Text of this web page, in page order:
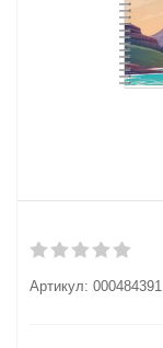
Артикул: 000484391